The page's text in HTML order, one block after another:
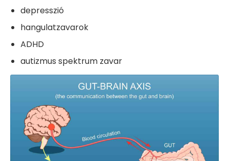
depresszió
hangulatzavarok
ADHD
autizmus spektrum zavar